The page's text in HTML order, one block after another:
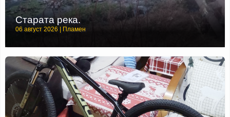
Старата река.
06 август 2026 | Пламен